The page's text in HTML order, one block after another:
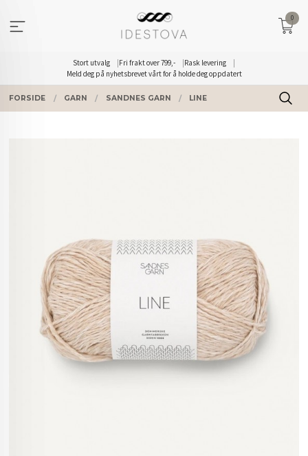
innholdet
Stort utvalg Fri frakt over 799,-
Rask levering
Meld deg på nyhetsbrevet vårt for å holde deg oppdatert
0
FORSIDE GARN SANDNES GARN LINE